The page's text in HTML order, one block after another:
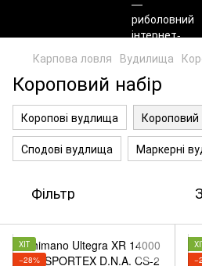
Карпова ловля Вудилища
Короповий набір
Коропові вудлища
Короповий
Сподові вудлища
Маркерні
Фільтр
ХІТ
−28%